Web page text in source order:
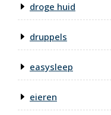
droge huid
druppels
easysleep
eieren